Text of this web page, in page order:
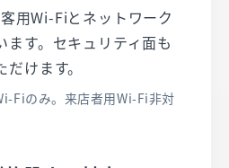
用Wi-Fiとネットワーク
ます。​セキュリティ面も
けます。
Fiのみ。来店者用Wi-Fi非対